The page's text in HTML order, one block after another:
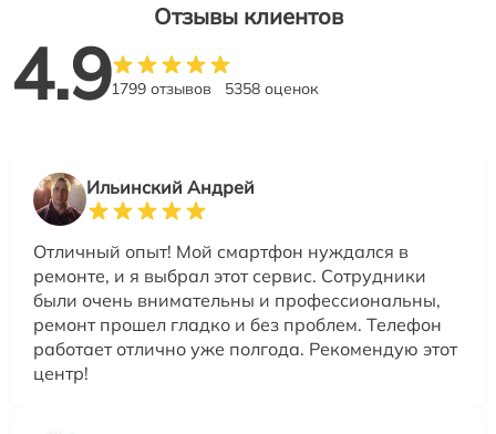
Отзывы клиентов
4.91799 отзывов 5358 оценок
Ильинский Андрей
Отличный опыт! Мой смартфон нуждался в
ремонте, и я выбрал этот сервис. Сотрудники
были очень внимательны и профессиональны,
ремонт прошел гладко и без проблем. Телефон
работает отлично уже полгода. Рекомендую этот
центр!